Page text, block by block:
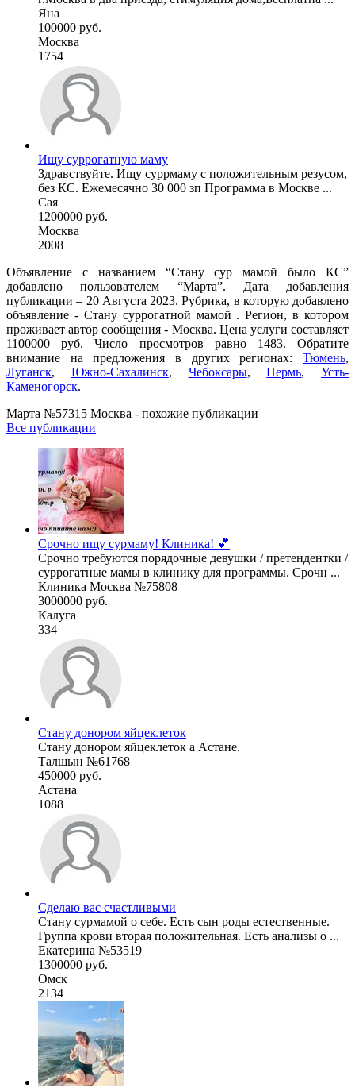
Яна
100000 руб.
Москва
1754
Ищу суррогатную маму
Здравствуйте. Ищу суррмаму с положительным резусом,
без КС. Ежемесячно 30 000 зп Программа в Москве ...
Сая
1200000 руб.
Москва
2008
Объявление с названием “Стану сур мамой было КС”
добавлено пользователем “Mарта”. Дата добавления
публикации – 20 Августа 2023. Рубрика, в которую добавлено
объявление - Cтану суррогатной мамой . Регион, в котором
проживает автор сообщения - Москва. Цена услуги составляет
1100000 руб. Число просмотров равно 1483. Обратите
внимание на предложения в других регионах: Тюмень,
Луганск, Южно-Сахалинск, Чебоксары,Пермь, Усть-
Каменогорск.
Mарта №57315 Москва - похожие публикации
Все публикации
Срочно ищу сурмаму! Клиника! 💕
Срочно требуются порядочные девушки / претендентки /
суррогатные мамы в клинику для программы. Срочн ...
Клиника Москва №75808
3000000 руб.
Калуга
334
Стану донором яйцеклеток
Стану донором яйцеклеток а Астане.
Талшын №61768
450000 руб.
Астана
1088
Сделаю вас счастливыми
Стану сурмамой о себе. Есть сын роды естественные.
Группа крови вторая положительная. Есть анализы о ...
Екатерина №53519
1300000 руб.
Омск
2134